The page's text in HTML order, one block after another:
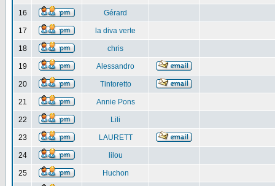
16 Gérard
17 la diva verte
18 chris
19 Alessandro
20 Tintoretto
21 Annie Pons
22 Lili
23 LAURETT
24 lilou
25 Huchon